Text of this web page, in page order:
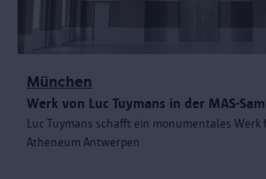
München
Werk von Luc Tuymans in der MAS-
Luc Tuymans schafft ein monumentales
Atheneum Antwerpen.